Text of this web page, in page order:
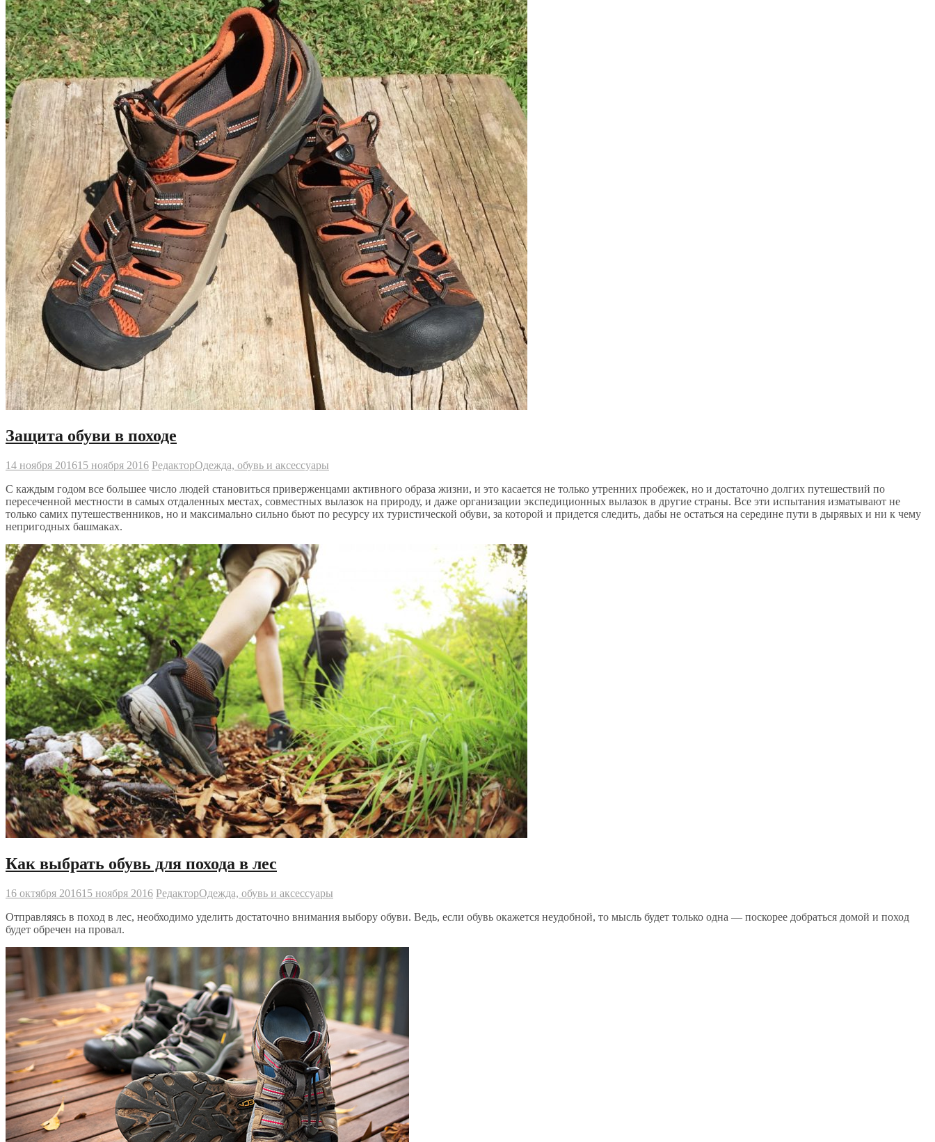
Защита обуви в походе
14 ноября 201615 ноября 2016 РедакторОдежда, обувь и аксессуары
С каждым годом все большее число людей становиться приверженцами активного образа жизни, и это касается не только утренних пробежек, но и достаточно долгих путешествий по
пересеченной местности в самых отдаленных местах, совместных вылазок на природу, и даже организации экспедиционных вылазок в другие страны. Все эти испытания изматывают не
только самих путешественников, но и максимально сильно бьют по ресурсу их туристической обуви, за которой и придется следить, дабы не остаться на середине пути в дырявых и ни к чему
непригодных башмаках.
Как выбрать обувь для похода в лес
16 октября 201615 ноября 2016 РедакторОдежда, обувь и аксессуары
Отправляясь в поход в лес, необходимо уделить достаточно внимания выбору обуви. Ведь, если обувь окажется неудобной, то мысль будет только одна — поскорее добраться домой и поход
будет обречен на провал.